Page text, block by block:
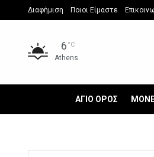
Διαφήμιση Ποιοι Είμαστε
6 °C
Athens
ΑΓΙΟ ΟΡΟΣ